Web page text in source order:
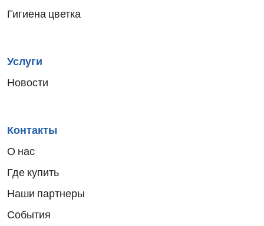
Гигиена цветка
Услуги
Новости
Контакты
О нас
Где купить
Наши партнеры
События